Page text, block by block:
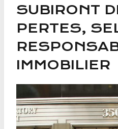
SUBIRONT
PERTES,
IMMOBILIER